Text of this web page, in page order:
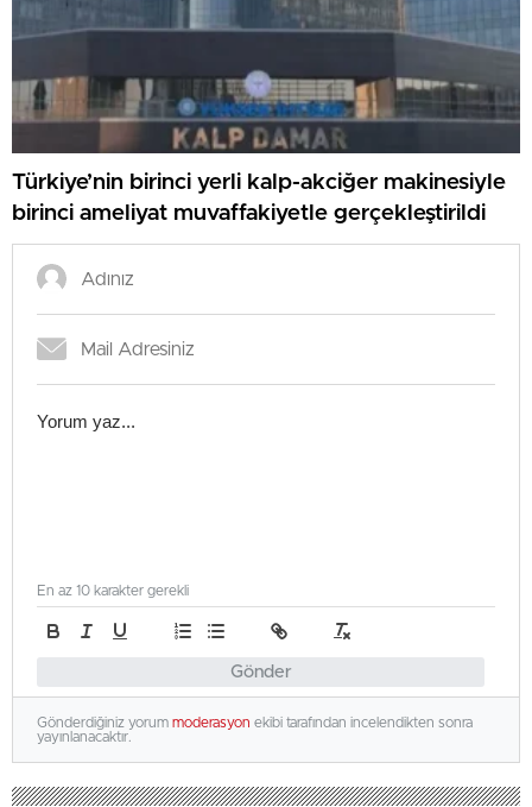
Türkiye’nin birinci yerli kalp-akciğer makinesiyle
birinci ameliyat muvaffakiyetle gerçekleştirildi
Gönder
En az 10 karakter gerekli
Gönderdiğiniz yorum moderasyon ekibi tarafından incelendikten sonra
yayınlanacaktır.